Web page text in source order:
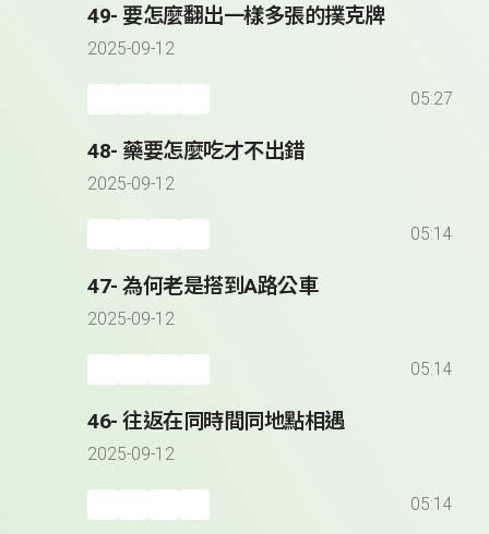
49- 要怎麼翻出一樣多張的撲克牌
2025-09-12
05:27
48- 藥要怎麼吃才不出錯
2025-09-12
05:14
47- 為何老是搭到A路公車
2025-09-12
05:14
46- 往返在同時間同地點相遇
2025-09-12
05:14